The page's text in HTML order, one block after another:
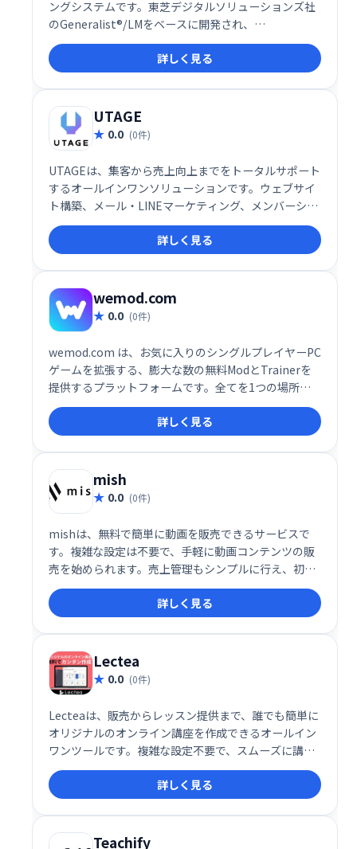
ングシステムです。東芝デジタルソリューションズ社
のGeneralist®/LMをベースに開発され、
LMS(Learning Management System)として、企業
の学習・研修ニーズに対応します。効率的な学習環境
を提供し、従業員のスキルアップを支援します。
詳しく見る
UTAGE
0.0 (0件)
UTAGEは、集客から売上向上までをトータルサポート
するオールインワンソリューションです。ウェブサイ
ト構築、メール・LINEマーケティング、メンバーシッ
プ管理、決済処理、顧客情報管理、業務自動化など、
ビジネスに必要な機能を網羅。煩雑な作業を効率化
し、売上アップを実現します。集客や売上向上でお悩
みの事業者様は、ぜひUTAGEをご検討ください。
詳しく見る
wemod.com
0.0 (0件)
wemod.com は、お気に入りのシングルプレイヤーPC
ゲームを拡張する、膨大な数の無料ModとTrainerを
提供するプラットフォームです。全てを1つの場所に
集約し、簡単にアクセスできます。ゲームプレイをカ
スタマイズし、新たな楽しみ方を見つけましょう！数
千ものModとTrainerが、あなたのゲーム体験をレベ
ルアップさせます。wemod.comで、今すぐお好みの
ゲームを探して、プレイスタイルを自由にカスタマイ
ズしましょう！
詳しく見る
mish
0.0 (0件)
mishは、無料で簡単に動画を販売できるサービスで
す。複雑な設定は不要で、手軽に動画コンテンツの販
売を始められます。売上管理もシンプルに行え、初心
者でも安心して利用できます。動画販売で収益化を目
指したい方におすすめです。
詳しく見る
Lectea
0.0 (0件)
Lecteaは、販売からレッスン提供まで、誰でも簡単に
オリジナルのオンライン講座を作成できるオールイン
ワンツールです。複雑な設定不要で、スムーズに講座
作成・運営が可能。集客から販売、レッスン管理まで
を効率化し、オンライン講座ビジネスの成功をサポー
トします。
詳しく見る
Teachify